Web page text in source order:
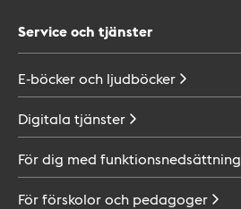
Service och tjänster
E-böcker och ljudböcker
Digitala tjänster
För dig med funktionsnedsättning
För förskolor och pedagoger